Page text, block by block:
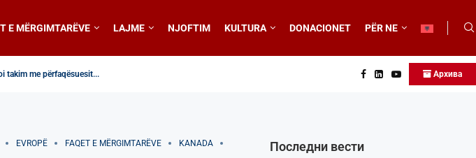
E MËRGIMTARËVE LAJME NJOFTIM KULTURA DONACIONET PËR NE
takim me përfaqësuesit... Архива
EVROPË FAQET E MËRGIMTARËVE
KANADA
Последни вести